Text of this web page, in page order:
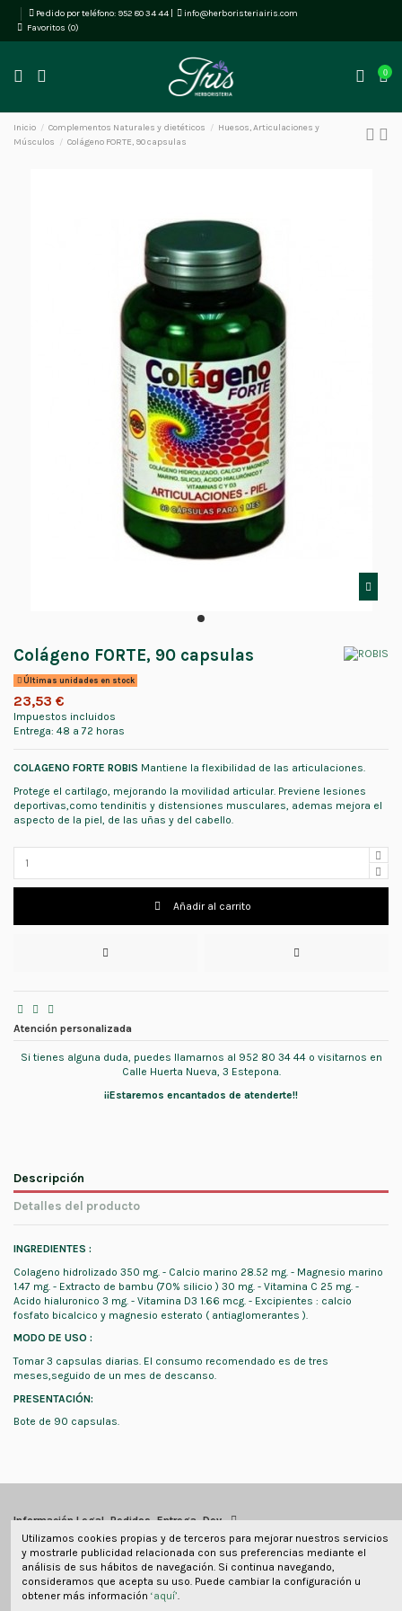
Pedido por teléfono: 952 80 34 44
info@herboristeriairis.com
Favoritos (0)
0
Inicio Complementos Naturales y dietéticos
Huesos, Articulaciones y
Músculos
Colágeno FORTE, 90 capsulas
Colágeno FORTE, 90 capsulas
Últimas unidades en stock
23,53 €
Impuestos incluidos
Entrega: 48 a 72 horas
COLAGENO FORTE ROBIS Mantiene la flexibilidad de las articulaciones.
Protege el cartilago, mejorando la movilidad articular. Previene lesiones
deportivas,como tendinitis y distensiones musculares, ademas mejora el
aspecto de la piel, de las uñas y del cabello.
Añadir al carrito
Atención personalizada
Si tienes alguna duda, puedes llamarnos al 952 80 34 44 o visitarnos en
Calle Huerta Nueva, 3 Estepona.
¡¡Estaremos encantados de atenderte!!
Descripción
Detalles del producto
INGREDIENTES :
Colageno hidrolizado 350 mg. - Calcio marino 28.52 mg. - Magnesio marino
1.47 mg. - Extracto de bambu (70% silicio ) 30 mg. - Vitamina C 25 mg. -
Acido hialuronico 3 mg. - Vitamina D3 1.66 mcg. - Excipientes : calcio
fosfato bicalcico y magnesio esterato ( antiaglomerantes ).
MODO DE USO :
Tomar 3 capsulas diarias. El consumo recomendado es de tres
meses,seguido de un mes de descanso.
PRESENTACIÓN:
Bote de 90 capsulas.
Información Legal, Pedidos, Entrega, Dev
Información de contacto
Utilizamos cookies propias y de terceros para mejorar nuestros servicios
y mostrarle publicidad relacionada con sus preferencias mediante el
análisis de sus hábitos de navegación. Si continua navegando,
consideramos que acepta su uso. Puede cambiar la configuración u
obtener más información ‘aquí’.